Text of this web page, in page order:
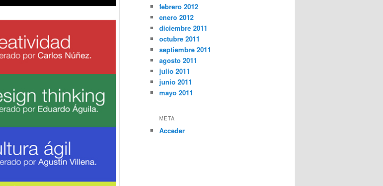
febrero 2012
enero 2012
diciembre 2011
octubre 2011
septiembre 2011
agosto 2011
julio 2011
junio 2011
mayo 2011
META
Acceder